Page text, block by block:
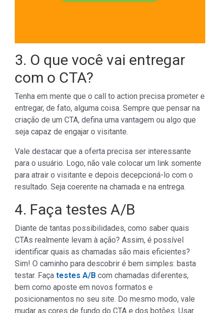
3. O que você vai entregar
com o CTA?
Tenha em mente que o call to action precisa prometer e
entregar, de fato, alguma coisa. Sempre que pensar na
criação de um CTA, defina uma vantagem ou algo que
seja capaz de engajar o visitante.
Vale destacar que a oferta precisa ser interessante
para o usuário. Logo, não vale colocar um link somente
para atrair o visitante e depois decepcioná-lo com o
resultado. Seja coerente na chamada e na entrega.
4. Faça testes A/B
Diante de tantas possibilidades, como saber quais
CTAs realmente levam à ação? Assim, é possível
identificar quais as chamadas são mais eficientes?
Sim! O caminho para descobrir é bem simples: basta
testar. Faça testes A/B com chamadas diferentes,
bem como aposte em novos formatos e
posicionamentos no seu site. Do mesmo modo, vale
mudar as cores de fundo do CTA e dos botões. Usar